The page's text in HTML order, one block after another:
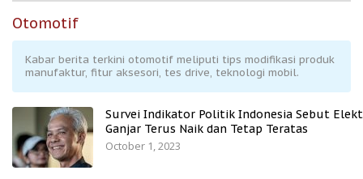
Otomotif
Kabar berita terkini otomotif meliputi tips modifikasi produk
manufaktur, fitur aksesori, tes drive, teknologi mobil.
Survei Indikator Politik Indonesia Sebut
Ganjar Terus Naik dan Tetap Teratas
October 1, 2023